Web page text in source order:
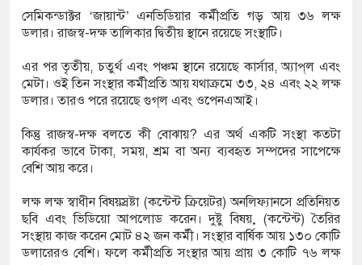
অনুমোদনহীন দই, মিষ্টি ও ঘি বিক্রেতাকে
স্ক্যাফসহ নারী মাদক কারবারি গ্রেপ্তার
সেমিকন্ডাক্টর ‘জায়ান্ট’ এনভিডিয়ার কর্মীপ্রতি গড় আয় ৩৬ লক্ষ
ডলার। রাজস্ব-দক্ষ তালিকার দ্বিতীয় স্থানে রয়েছে সংস্থাটি।
এর পর তৃতীয়, চতুর্থ এবং পঞ্চম স্থানে রয়েছে কার্সার, অ্যাপ্‌ল এবং
ম‌েটা। ওই তিন সংস্থার কর্মীপ্রতি আয় যথাক্রমে ৩৩, ২৪ এবং ২২ লক্ষ
ডলার। তারও পরে রয়েছে গুগ্‌ল এবং ওপেনএআই।
কিন্তু রাজস্ব-দক্ষ বলতে কী বোঝায়? এর অর্থ একটি সংস্থা কতটা
কার্যকর ভাবে টাকা, সময়, শ্রম বা অন্য ব্যবহৃত সম্পদের সাপেক্ষে
বেশি আয় করে।
লক্ষ লক্ষ স্বাধীন বিষয়স্রষ্টা (কন্টেন্ট ক্রিয়েটর) অনলিফ্যানসে প্রতিনিয়ত
ছবি এবং ভিডিয়ো আপলোড করেন। দুষ্টু বিষয়় (কন্টেন্ট) তৈরির
সংস্থায় কাজ করেন মোট ৪২ জন কর্মী। সংস্থার বার্ষিক আয় ১৩০ কোটি
ডলারেরও বেশি। ফলে কর্মীপ্রতি সংস্থার আয় প্রায় ৩ কোটি ৭৬ লক্ষ